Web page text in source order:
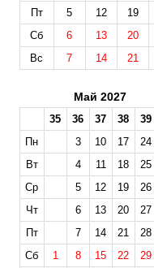
Пт
5 12
19
Сб
6 13
20
Вс
7 14 21
Май 2027
35 36 37 38
39
Пн
3 10 17
24
Вт
4 11 18
25
Ср
5 12 19
26
Чт
6 13 20
27
Пт
7 14 21
28
Сб
1 8 15 22
29